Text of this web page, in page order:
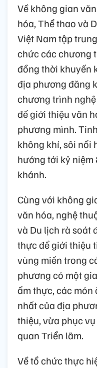
Về không gian
hóa, Thể thao và
Việt Nam tập
chức các chương
đồng thời khuyến
địa phương đăng
chương trình
để giới thiệu văn
phương mình.
không khí, sôi nổi
hướng tới kỷ niệm
khánh.
Cùng với không
văn hóa, nghệ
và Du lịch rà soát
thực để giới thiệu
vùng miền trong
phương có một
ẩm thực, các món
nhất của địa
thiệu, vừa phục
quan Triển lãm.
Về tổ chức thực